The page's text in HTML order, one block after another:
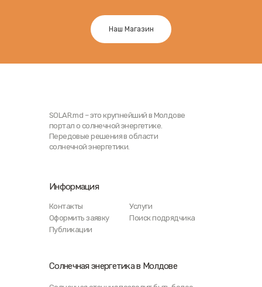
Наш Магазин
SOLAR.md – это крупнейший в Молдове
портал о солнечной энергетике.
Передовые решения в области
солнечной энергетики.
Информация
Контакты
Услуги
Оформить заявку
Поиск подрядчика
Публикации
Солнечная энергетика в Молдове